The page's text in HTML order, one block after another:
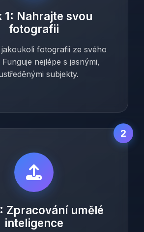
1: Nahrajte svou
fotografii
fotografii ze svého
nejlépe s jasnými,
subjekty.
2
Zpracování umělé
inteligence